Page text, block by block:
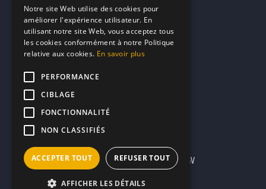
MP2
Contacts
marketing@reserverunbar.fr
11 rue Maurice Grandcoing
94200 Ivry-sur-Seine
Mentions légales CGU CGV
Notre site Web utilise des cookies pour
améliorer l'expérience utilisateur. En
utilisant notre site Web, vous acceptez tous
les cookies conformément à notre Politique
relative aux cookies. En savoir plus
PERFORMANCE
CIBLAGE
FONCTIONNALITÉ
NON CLASSIFIÉS
ACCEPTER TOUT REFUSER TOUT
AFFICHER LES DÉTAILS